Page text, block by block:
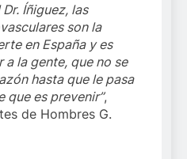
Íñiguez, las
son la
en España y es
la gente, que no se
hasta que le pasa
que es prevenir”,
de Hombres G.